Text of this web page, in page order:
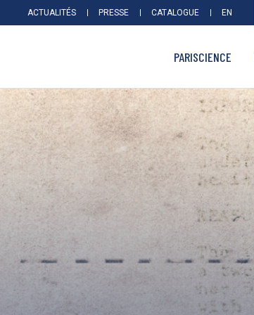
ACTUALITÉS PRESSE CATALOGUE EN
PARISCIENCE